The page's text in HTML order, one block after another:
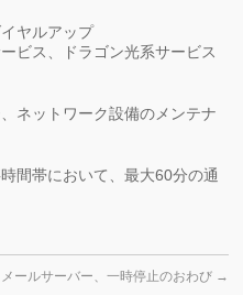
ヤルアップ
ドラゴン光系サービス
ットワーク設備のメンテナ
帯において、最大60分の通
メールサーバー、一時停止のおわび →